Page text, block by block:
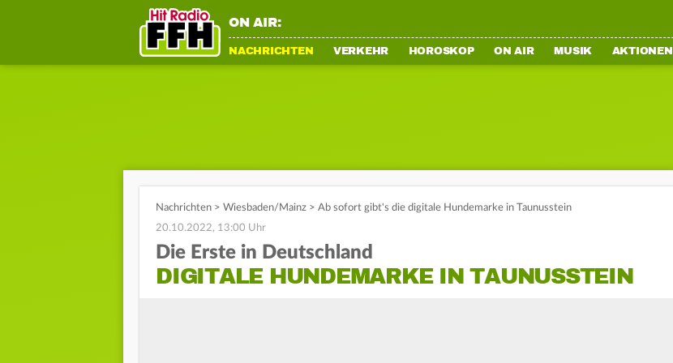
ON AIR:
NACHRICHTEN VERKEHR HOROSKOP ON AIR MUSIK AKTIONEN
Nachrichten > Wiesbaden/Mainz > Ab sofort gibt's die digitale Hundemarke in Taunusstein
20.10.2022, 13:00 Uhr
Die Erste in Deutschland
DIGITALE HUNDEMARKE IN TAUNUSSTEIN